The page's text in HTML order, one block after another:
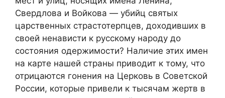
Свердлова и Войкова — убийц святых
царственных страстотерпцев, доходивших в
своей ненависти к русскому народу до
состояния одержимости? Наличие этих имен
на карте нашей страны приводит к тому, что
отрицаются гонения на Церковь в Советской
России, которые привели к тысячам жертв в